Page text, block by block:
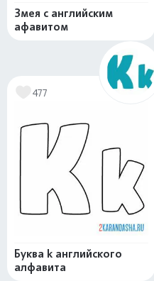
Змея с английским
афавитом
477
Буква k английского
алфавита